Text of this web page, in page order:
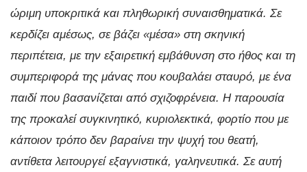
ώριμη υποκριτικά και πληθωρική συναισθηματικά. Σε
κερδίζει αμέσως, σε βάζει «μέσα» στη σκηνική
περιπέτεια, με την εξαιρετική εμβάθυνση στο ήθος και τη
συμπεριφορά της μάνας που κουβαλάει σταυρό, με ένα
παιδί που βασανίζεται από σχιζοφρένεια. Η παρουσία
της προκαλεί συγκινητικό, κυριολεκτικά, φορτίο που με
κάποιον τρόπο δεν βαραίνει την ψυχή του θεατή,
αντίθετα λειτουργεί εξαγνιστικά, γαληνευτικά. Σε αυτή